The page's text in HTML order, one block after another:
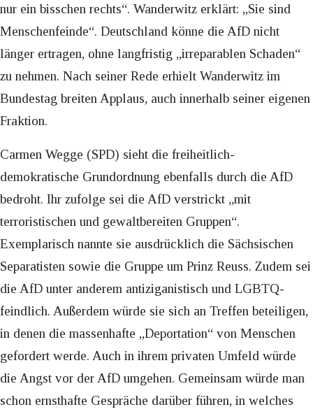
nur ein bisschen rechts“. Wanderwitz erklärt: „Sie sind
Menschenfeinde“. Deutschland könne die AfD nicht
länger ertragen, ohne langfristig „irreparablen Schaden“
zu nehmen. Nach seiner Rede erhielt Wanderwitz im
Bundestag breiten Applaus, auch innerhalb seiner eigenen
Fraktion.
Carmen Wegge (SPD) sieht die freiheitlich-
demokratische Grundordnung ebenfalls durch die AfD
bedroht. Ihr zufolge sei die AfD verstrickt „mit
terroristischen und gewaltbereiten Gruppen“.
Exemplarisch nannte sie ausdrücklich die Sächsischen
Separatisten sowie die Gruppe um Prinz Reuss. Zudem sei
die AfD unter anderem antiziganistisch und LGBTQ-
feindlich. Außerdem würde sie sich an Treffen beteiligen,
in denen die massenhafte „Deportation“ von Menschen
gefordert werde. Auch in ihrem privaten Umfeld würde
die Angst vor der AfD umgehen. Gemeinsam würde man
schon ernsthafte Gespräche darüber führen, in welches